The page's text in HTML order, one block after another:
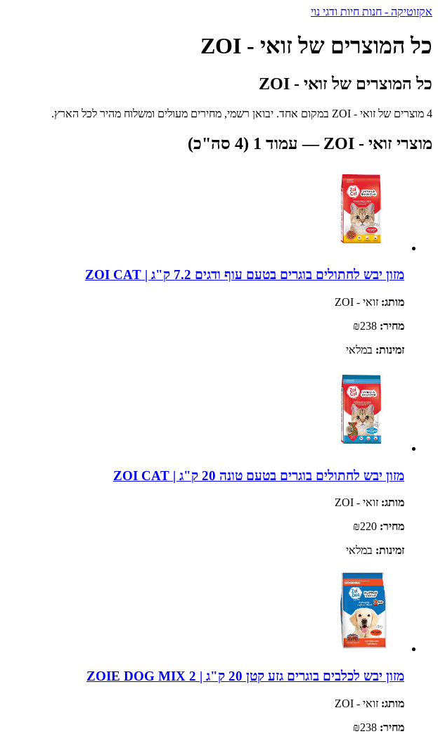
אקזוטיקה - חנות חיות ודגי נוי
כל המוצרים של זואי - ZOI
כל המוצרים של זואי - ZOI
4 מוצרים של זואי - ZOI במקום אחד. יבואן רשמי, מחירים מעולים ומשלוח מהיר לכל הארץ.
מוצרי זואי - ZOI — עמוד 1 (4 סה"כ)
מזון יבש לחתולים בוגרים בטעם עוף ודגים 7.2 ק"ג | ZOI CAT
מותג: זואי - ZOI
מחיר:
זמינות: במלאי
מזון יבש לחתולים בוגרים בטעם טונה 20 ק"ג | ZOI CAT
מותג: זואי - ZOI
מחיר:
זמינות: במלאי
מזון יבש לכלבים בוגרים גזע קטן 20 ק"ג | ZOIE DOG MIX 2
מותג: זואי - ZOI
מחיר: